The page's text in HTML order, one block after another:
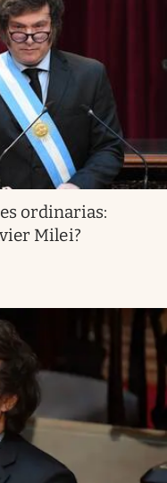
ordinarias:
Milei?